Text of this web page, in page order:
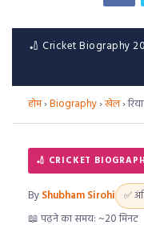
🏏 Cricket Biography
होम›Biography›खेल›
🏏 CRICKET
ByShubham Sirohi ✅
📖 पढ़ने का समय: ~20 मिनट